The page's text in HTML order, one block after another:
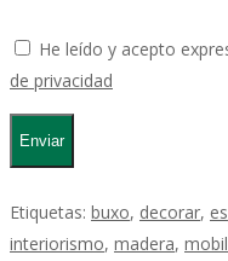
He leído y acepto
de privacidad
Etiquetas: buxo, decorar,
interiorismo, madera,